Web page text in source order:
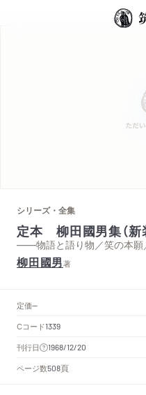
シリーズ・全集
定本 柳田國男集（新
——物語と語り物／笑の本願
柳田國男著
定価--
Cコード1339
刊行日
1968/12/20
ページ数508頁